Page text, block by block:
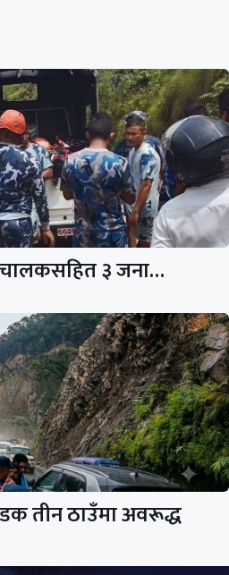
चालकसहित ३ जना…
तीन ठाउँमा अवरूद्ध